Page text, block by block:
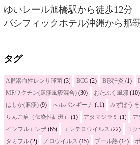
ゆいレール旭橋駅から徒歩12分
パシフィックホテル沖縄から那
タグ
A群溶血性レンサ球菌 (3) BCG (2) B形肝炎 (1)
MRワクチン(麻疹風疹混合) (30) おたふく風邪 (10)
はしか(麻疹) (9) へルパンギーナ (11) みずぼうそ
りんご病（伝染性紅斑）
(1) アタマジラミ (1) ア
インフルエンザ (65) エンテロウイルス (22) コク
タミフル (2) ノロウイルス (15) プール熱 (14)